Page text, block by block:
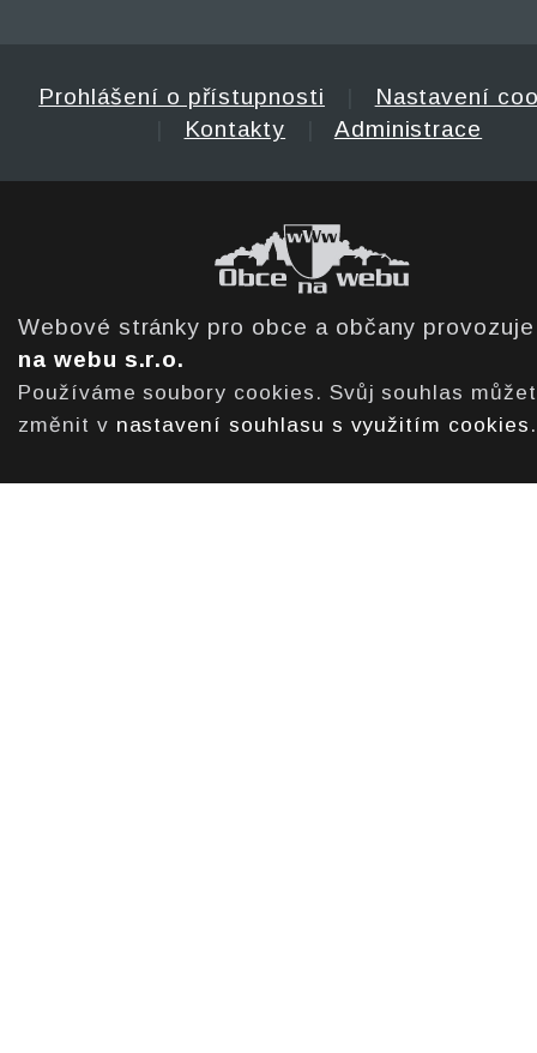
Prohlášení o přístupnosti
Nastavení
Kontakty Administrace
Webové stránky pro obce a občany
na webu s.r.o.
Používáme soubory cookies. Svůj souhlas
změnit v nastavení souhlasu s využitím cookies .